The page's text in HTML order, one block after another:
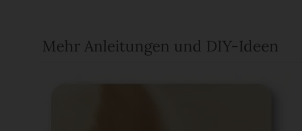
Mehr Anleitungen und DIY-Ideen